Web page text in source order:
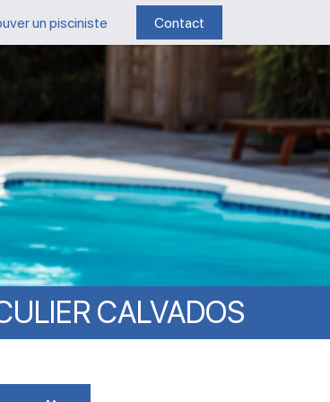
un pisciniste Contact
CALVADOS